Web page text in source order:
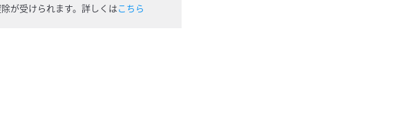
が受けられます。 詳しくはこちら